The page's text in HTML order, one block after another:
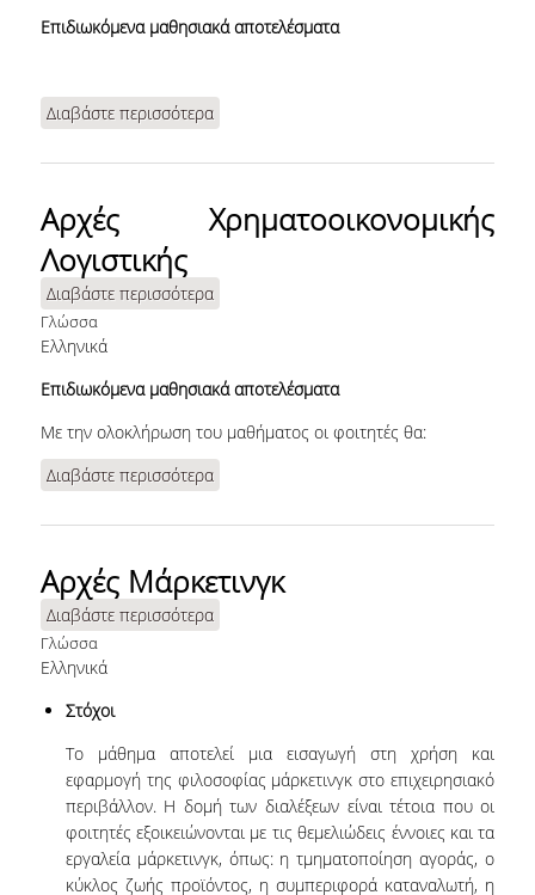
ΕΡΕΥΝΑ
ΕΡΕΥΝΗΤΙΚΑ ΕΡΓΑΣΤΗΡΙΑ
UREGISTER
E-CLASS
E-ΓΡΑΜΜΑΤΕΙΑ
Επιδιωκόμενα μαθησιακά αποτελέσματα
Διαβάστε περισσότεραγια Ποσοτικές Μέθοδοι ΙΙΙ
Αρχές Χρηματοοικονομικής
Λογιστικής
Διαβάστε περισσότεραγια Αρχές Χρηματοοικονομικής
Γλώσσα
Ελληνικά
Επιδιωκόμενα μαθησιακά αποτελέσματα
Με την ολοκλήρωση του μαθήματος οι φοιτητές θα:
Διαβάστε περισσότεραγια Αρχές Χρηματοοικονομικής
Αρχές Μάρκετινγκ
Διαβάστε περισσότεραγια Αρχές Μάρκετινγκ
Γλώσσα
Ελληνικά
Στόχοι
Το μάθημα αποτελεί μια εισαγωγή στη χρήση και
εφαρμογή της φιλοσοφίας μάρκετινγκ στο επιχειρησιακό
περιβάλλον. Η δομή των διαλέξεων είναι τέτοια που οι
φοιτητές εξοικειώνονται με τις θεμελιώδεις έννοιες και τα
εργαλεία μάρκετινγκ, όπως: η τμηματοποίηση αγοράς, ο
κύκλος ζωής προϊόντος, η συμπεριφορά καταναλωτή, η